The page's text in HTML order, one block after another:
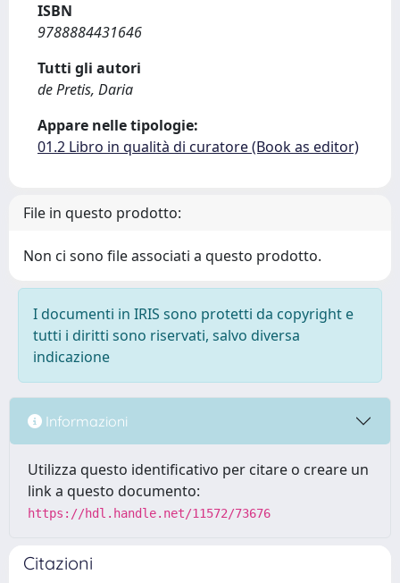
ISBN
9788884431646
Tutti gli autori
de Pretis, Daria
Appare nelle tipologie:
01.2 Libro in qualità di curatore (Book as editor)
File in questo prodotto:
Non ci sono file associati a questo prodotto.
I documenti in IRIS sono protetti da copyright e
tutti i diritti sono riservati, salvo diversa
indicazione
Informazioni
Utilizza questo identificativo per citare o creare un
link a questo documento:
https://hdl.handle.net/11572/73676
Citazioni